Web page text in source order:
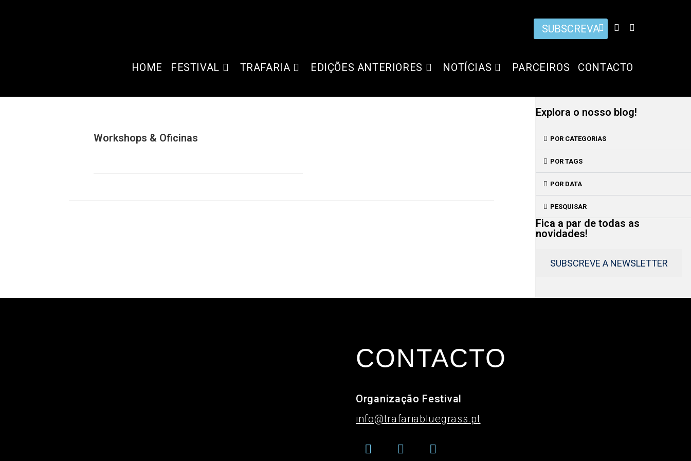
SUBSCREVA
HOME FESTIVAL TRAFARIA EDIÇÕES ANTERIORES NOTÍCIAS PARCEIROS CONTACTO
Workshops & Oficinas
Explora o nosso blog!
POR CATEGORIAS
POR TAGS
POR DATA
PESQUISAR
Fica a par de todas as
novidades!
SUBSCREVE A NEWSLETTER
CONTACTO
Organização Festival
info@trafariabluegrass.pt